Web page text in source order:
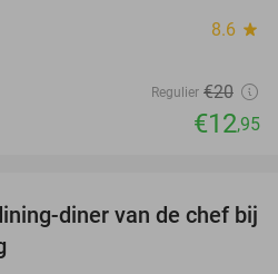
8.6 star
Regulier €20
€12,95
36%
diner van de chef bij